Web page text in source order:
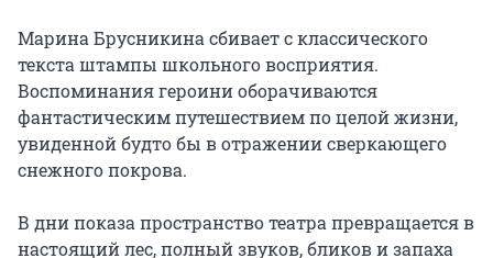
Марина Брусникина сбивает с классического
текста штампы школьного восприятия.
Воспоминания героини оборачиваются
фантастическим путешествием по целой жизни,
увиденной будто бы в отражении сверкающего
снежного покрова.
В дни показа пространство театра превращается в
настоящий лес, полный звуков, бликов и запаха